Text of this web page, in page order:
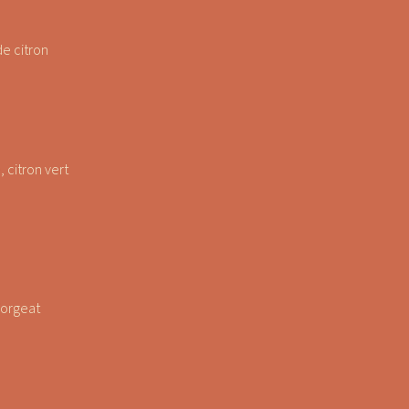
citron
citron vert